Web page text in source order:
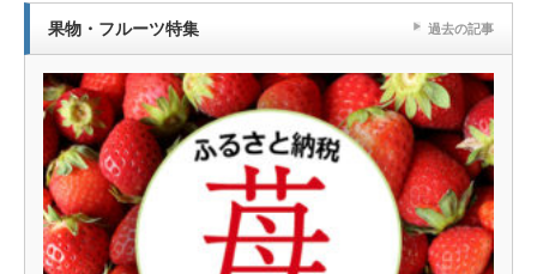
果物・フルーツ特集 過去の記事